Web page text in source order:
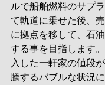
ルで船舶燃料のサプ
て軌道に乗せた後、
に拠点を移して、石
する事を目指します
入した一軒家の値段
騰するバブルな状況